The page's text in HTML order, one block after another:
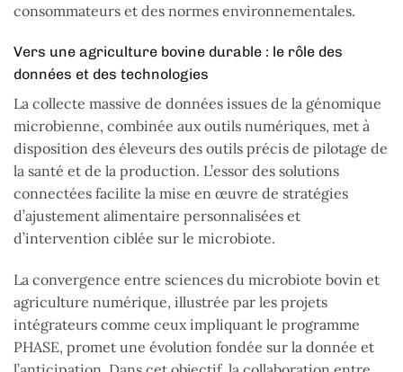
consommateurs et des normes environnementales.
Vers une agriculture bovine durable : le rôle des
données et des technologies
La collecte massive de données issues de la génomique
microbienne, combinée aux outils numériques, met à
disposition des éleveurs des outils précis de pilotage de
la santé et de la production. L’essor des solutions
connectées facilite la mise en œuvre de stratégies
d’ajustement alimentaire personnalisées et
d’intervention ciblée sur le microbiote.
La convergence entre sciences du microbiote bovin et
agriculture numérique, illustrée par les projets
intégrateurs comme ceux impliquant le programme
PHASE, promet une évolution fondée sur la donnée et